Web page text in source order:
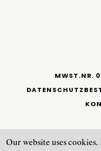
MWST.NR.
Our website uses